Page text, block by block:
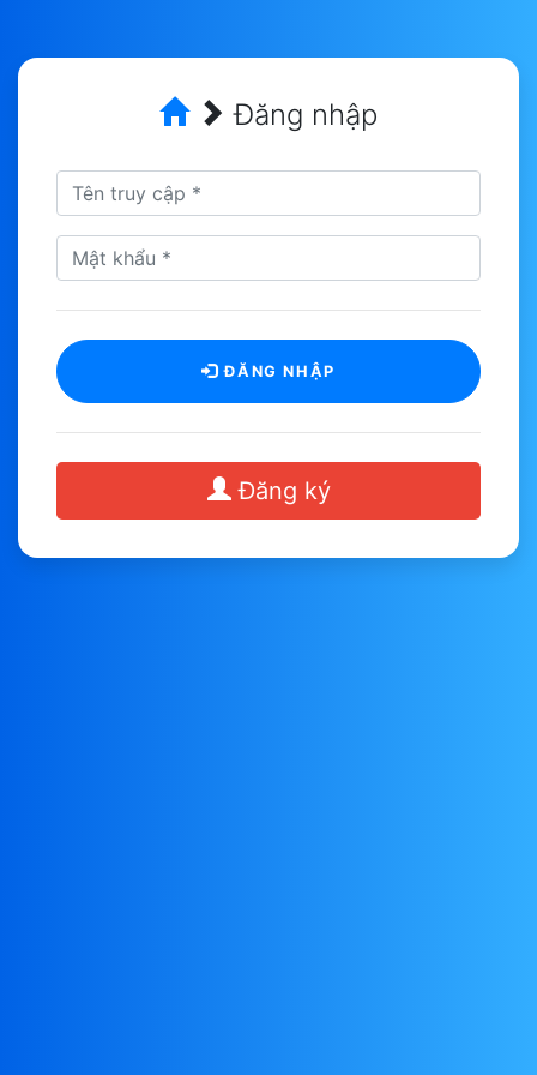
Đăng nhập
ĐĂNG NHẬP
Đăng ký